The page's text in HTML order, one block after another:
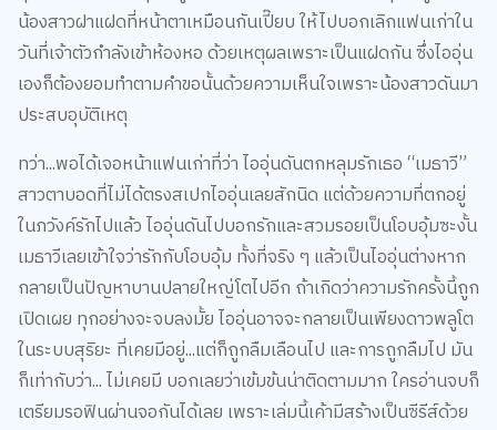
น้องสาวฝาแฝดที่หน้าตาเหมือนกันเปี๊ยบ ให้ไปบอกเลิกแฟนเก่าใน
วันที่เจ้าตัวกำลังเข้าห้องหอ ด้วยเหตุผลเพราะเป็นแฝดกัน ซึ่งไออุ่น
เองก็ต้องยอมทำตามคำขอนั้นด้วยความเห็นใจเพราะน้องสาวดันมา
ประสบอุบัติเหตุ
ทว่า...พอได้เจอหน้าแฟนเก่าที่ว่า ไออุ่นดันตกหลุมรักเธอ “เมธาวี”
สาวตาบอดที่ไม่ได้ตรงสเปกไออุ่นเลยสักนิด แต่ด้วยความที่ตกอยู่
ในภวังค์รักไปแล้ว ไออุ่นดันไปบอกรักและสวมรอยเป็นโอบอุ้มซะงั้น
เมธาวีเลยเข้าใจว่ารักกับโอบอุ้ม ทั้งที่จริง ๆ แล้วเป็นไออุ่นต่างหาก
กลายเป็นปัญหาบานปลายใหญ่โตไปอีก ถ้าเกิดว่าความรักครั้งนี้ถูก
เปิดเผย ทุกอย่างจะจบลงมั้ย ไออุ่นอาจจะกลายเป็นเพียงดาวพลูโต
ในระบบสุริยะ ที่เคยมีอยู่...แต่ก็ถูกลืมเลือนไป และการถูกลืมไป มัน
ก็เท่ากับว่า... ไม่เคยมี บอกเลยว่าเข้มข้นน่าติดตามมาก ใครอ่านจบก็
เตรียมรอฟินผ่านจอกันได้เลย เพราะเล่มนี้เค้ามีสร้างเป็นซีรีส์ด้วย